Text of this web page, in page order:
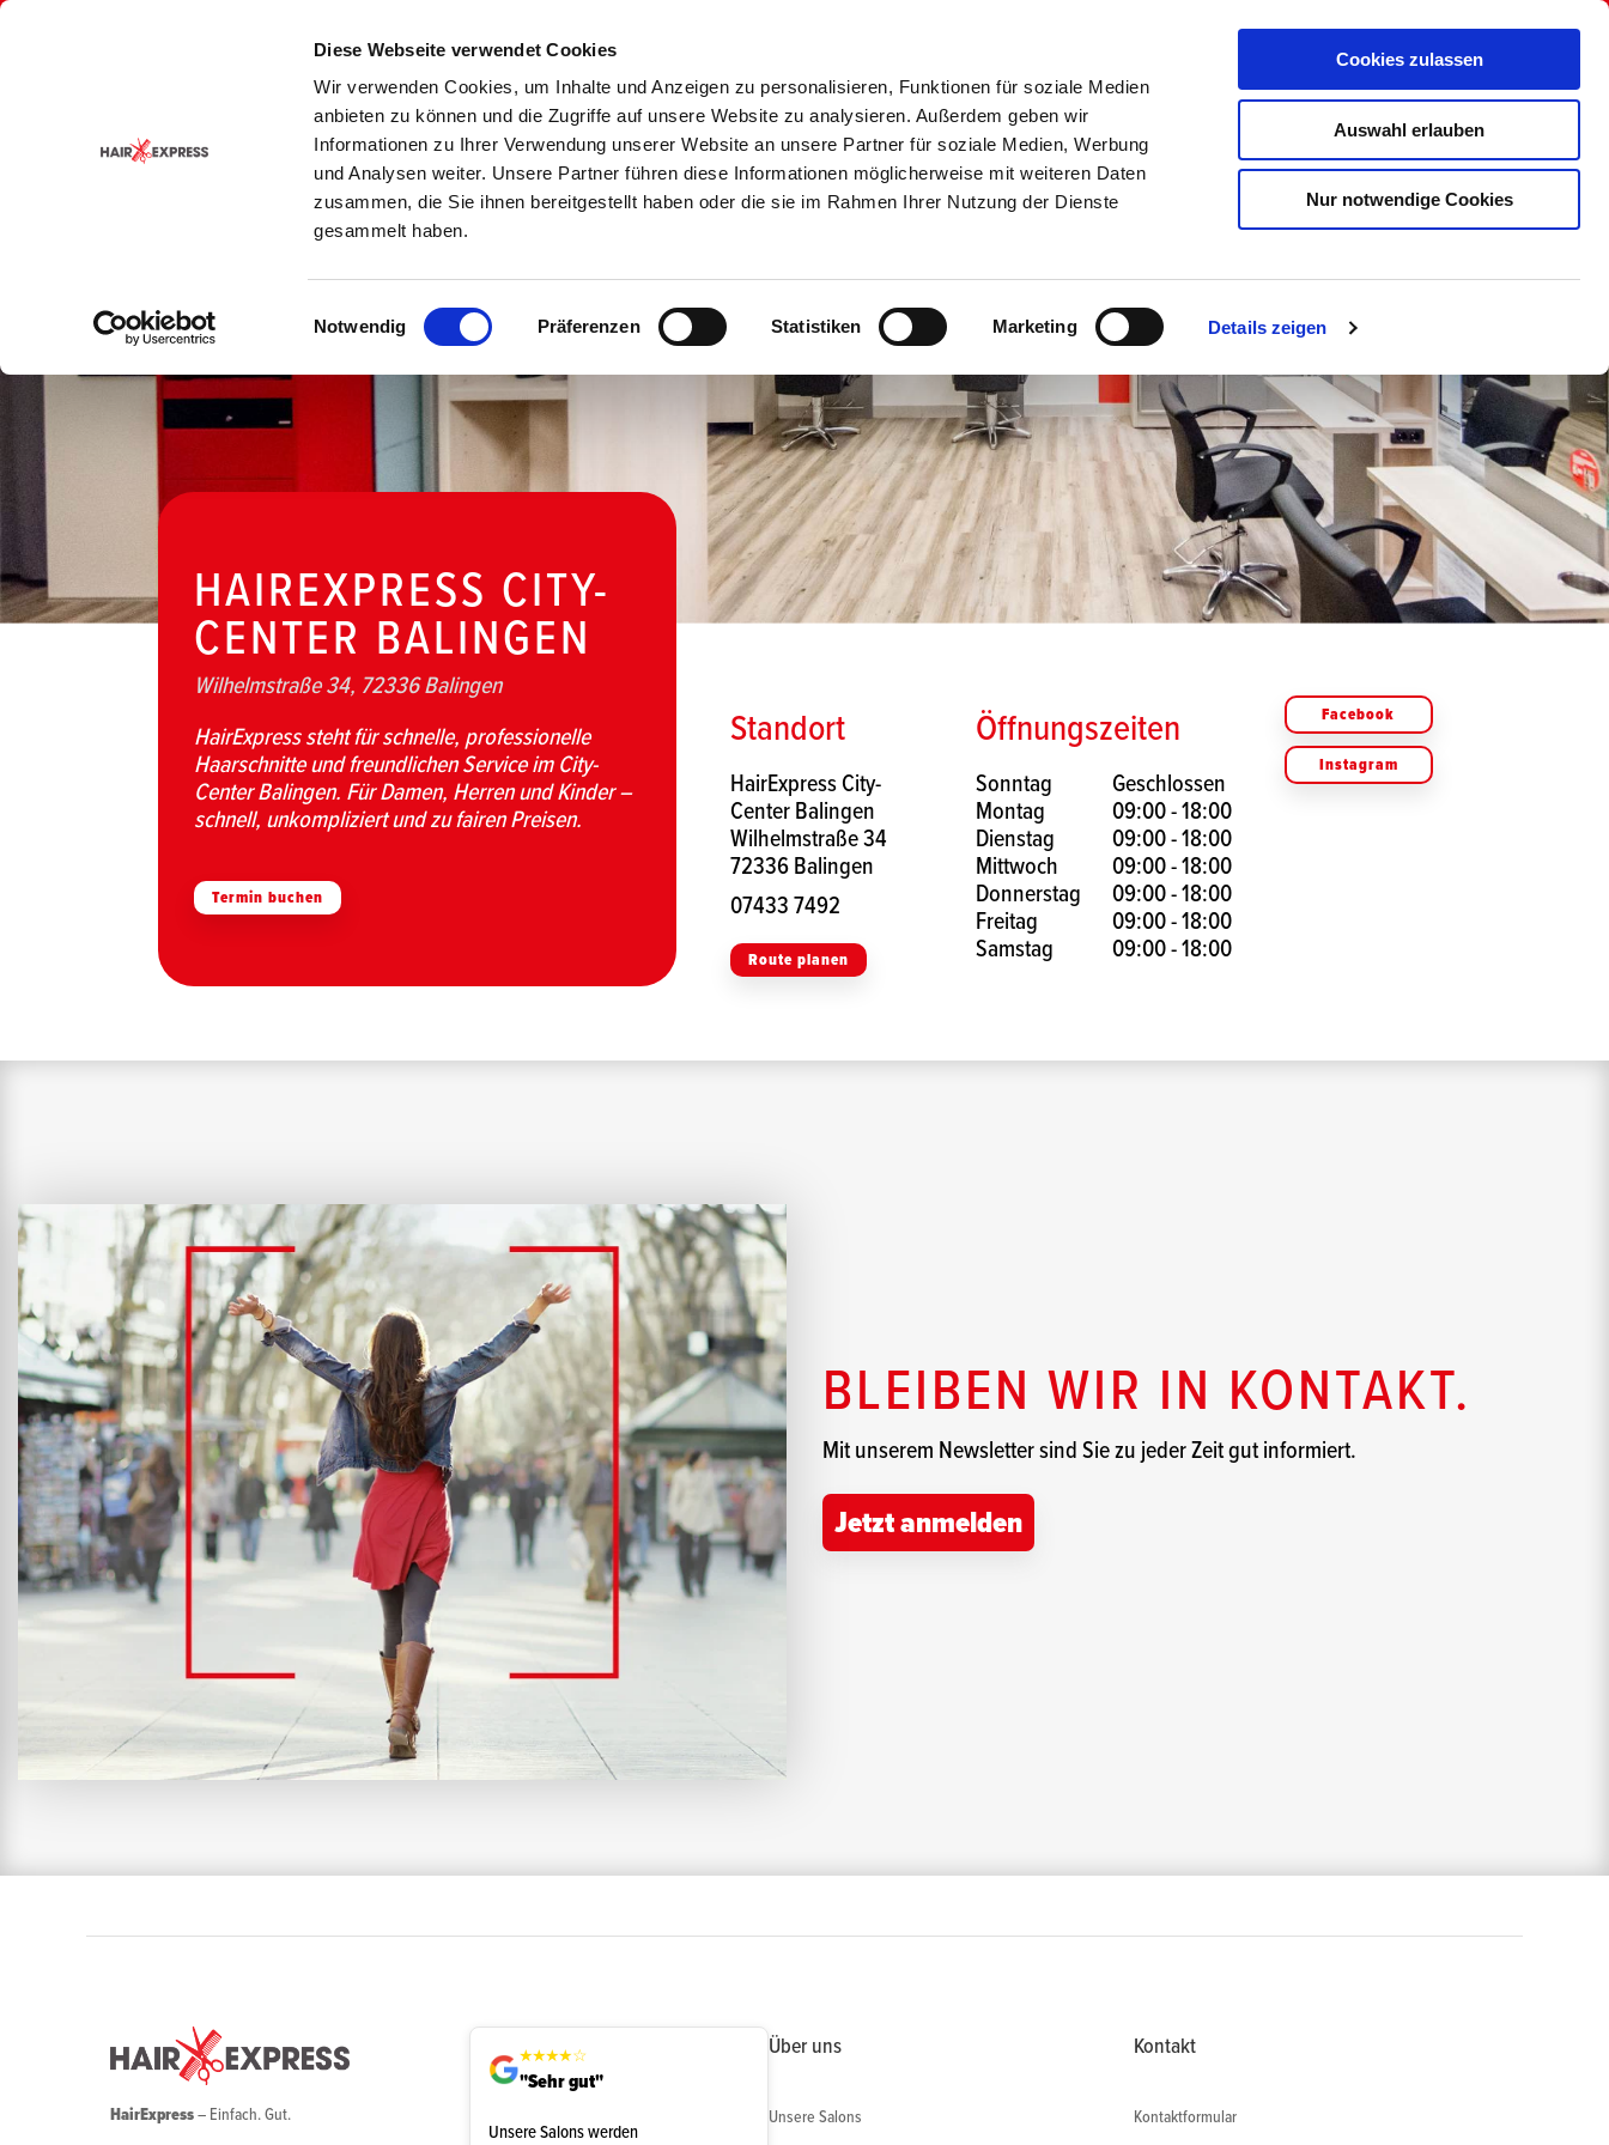
Diese Webseite verwendet Cookies
Wir verwenden Cookies, um Inhalte und Anzeigen zu personalisieren, Funktionen für soziale Medien
anbieten zu können und die Zugriffe auf unsere Website zu analysieren. Außerdem geben wir
Informationen zu Ihrer Verwendung unserer Website an unsere Partner für soziale Medien, Werbung
und Analysen weiter. Unsere Partner führen diese Informationen möglicherweise mit weiteren Daten
zusammen, die Sie ihnen bereitgestellt haben oder die sie im Rahmen Ihrer Nutzung der Dienste
gesammelt haben.
Einwilligungsauswahl
Notwendig Präferenzen Statistiken Marketing Details zeigen
Cookies zulassen
Auswahl erlauben
Nur notwendige Cookies
Zurück
Jetzt Termin buchen BonusCard Kontakt
HAIREXPRESS CITY-
CENTER BALINGEN
Wilhelmstraße 34, 72336 Balingen
HairExpress steht für schnelle, professionelle
Haarschnitte und freundlichen Service im City-
Center Balingen. Für Damen, Herren und Kinder –
schnell, unkompliziert und zu fairen Preisen.
Termin buchen
Standort
HairExpress City-
Center Balingen
Wilhelmstraße 34
72336 Balingen
07433 7492
Route planen
Öffnungszeiten
Sonntag
Geschlossen
Montag
09:00 - 18:00
Dienstag
09:00 - 18:00
Mittwoch
09:00 - 18:00
Donnerstag
09:00 - 18:00
Freitag
09:00 - 18:00
Samstag
09:00 - 18:00
Facebook
Instagram
BLEIBEN WIR IN KONTAKT.
Mit unserem Newsletter sind Sie zu jeder Zeit gut informiert.
Jetzt anmelden
HairExpress– Einfach. Gut.
★★★★☆
"Sehr gut"
Unsere Salons werden
Über uns
Unsere Salons
Kontakt
Kontaktformular